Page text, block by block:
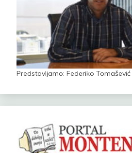
Predstavljamo: Federiko Tomašević